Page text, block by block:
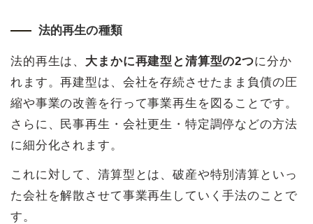
法的再生の種類
法的再生は、 大まかに再建型と清算型の2つに分か
れます。再建型は、会社を存続させたまま負債の圧
縮や事業の改善を行って事業再生を図ることです。
さらに、民事再生・会社更生・特定調停などの方法
に細分化されます。
これに対して、清算型とは、破産や特別清算といっ
た会社を解散させて事業再生していく手法のことで
す。